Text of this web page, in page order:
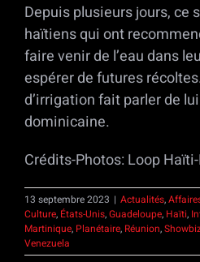
Depuis plusieurs jours, ce
haïtiens qui ont
faire venir de l’eau dans
espérer de futures
d’irrigation fait parler de
dominicaine.
Crédits-Photos: Loop
13 septembre 2023 | Actualités,
Culture, États-Unis,Guadeloupe, Haïti,
Martinique, Planétaire, Réunion,
Venezuela